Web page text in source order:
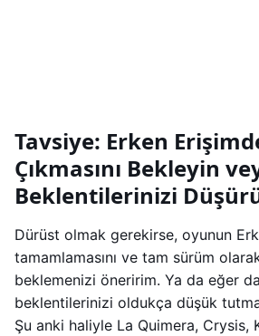
Tavsiye: Erken
Çıkmasını Bekleyin
Beklentilerinizi
Dürüst olmak gerekirse, oyunun
tamamlamasını ve tam sürüm olarak
beklemenizi öneririm. Ya da eğer
beklentilerinizi oldukça düşük
Şu anki haliyle La Quimera, Crysis,